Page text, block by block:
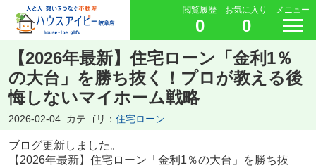
閲覧履歴
0
お気に入り
0
メニュー
【2026年最新】住宅ローン「金利1％
の大台」を勝ち抜く！プロが教える後
悔しないマイホーム戦略
2026-02-04 カテゴリ： 住宅ローン
ブログ更新しました。
【2026年最新】住宅ローン「金利1％の大台」を勝ち抜